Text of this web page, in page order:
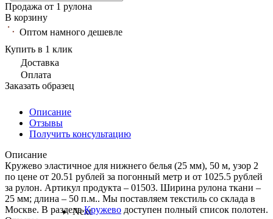
Next
Продажа от 1 рулона
В корзину
Оптом намного дешевле
Купить в 1 клик
Доставка
Оплата
Заказать образец
Описание
Отзывы
Получить консультацию
Описание
Кружево эластичное для нижнего белья (25 мм), 50 м, узор 2
по цене от 20.51 рублей за погонный метр и от 1025.5 рублей
за рулон. Артикул продукта – 01503. Ширина рулона ткани –
25 мм; длина – 50 п.м.. Мы поставляем текстиль со склада в
Москве. В разделеКружево доступен полный список полотен.